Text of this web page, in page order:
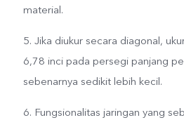
material.
5. Jika diukur secara diagonal,
6,78 inci pada persegi panjang
sebenarnya sedikit lebih kecil.
6. Fungsionalitas jaringan yang